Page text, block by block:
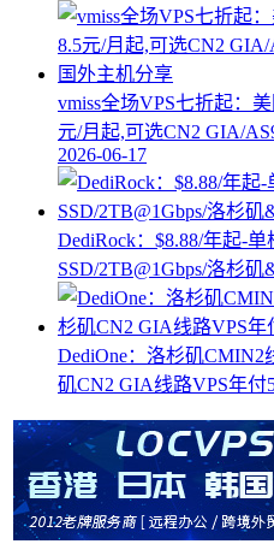
vmiss全场VPS七折起：
元/月起,可选CN2 GIA/
2026-06-17
DediRock：$8.88/年起-单
SSD/2TB@1Gbps/洛杉矶
DediOne：洛杉矶CMIN2
矶CN2 GIA线路VPS年付